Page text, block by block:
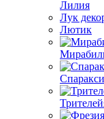
Лилия
Лук
Лютик